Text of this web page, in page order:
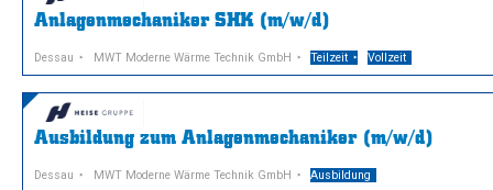
Anlagenmechaniker SHK (m/w/d)
Dessau MWT Moderne Wärme Technik GmbH Teilzeit Vollzeit
Ausbildung zum Anlagenmechaniker (m/w/d)
Dessau MWT Moderne Wärme Technik GmbH Ausbildung